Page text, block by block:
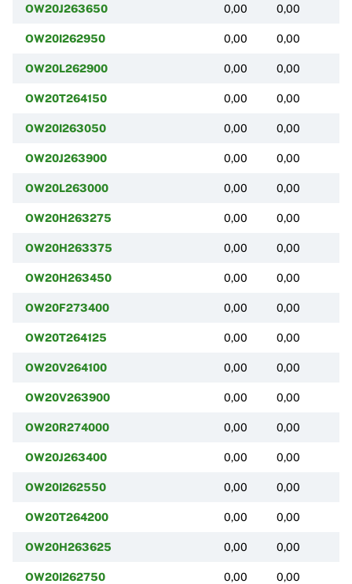
OW20J263650 0,00 0,00
OW20I262950 0,00 0,00
OW20L262900 0,00 0,00
OW20T264150 0,00 0,00
OW20I263050 0,00 0,00
OW20J263900 0,00 0,00
OW20L263000 0,00 0,00
OW20H263275 0,00 0,00
OW20H263375 0,00 0,00
OW20H263450 0,00 0,00
OW20F273400 0,00 0,00
OW20T264125 0,00 0,00
OW20V264100 0,00 0,00
OW20V263900 0,00 0,00
OW20R274000 0,00 0,00
OW20J263400 0,00 0,00
OW20I262550 0,00 0,00
OW20T264200 0,00 0,00
OW20H263625 0,00 0,00
OW20I262750 0,00 0,00